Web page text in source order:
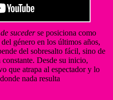
sucederse posiciona como
género en los últimos años,
del sobresalto fácil, sino de
Desde su inicio,
que atrapa al espectador y lo
nada resulta